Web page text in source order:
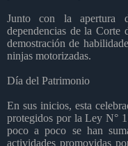
Junto con la apertura
dependencias de la Corte
demostración de
ninjas motorizadas.
Día del Patrimonio
En sus inicios, esta
protegidos por la Ley N°
poco a poco se han
actividades promovidas